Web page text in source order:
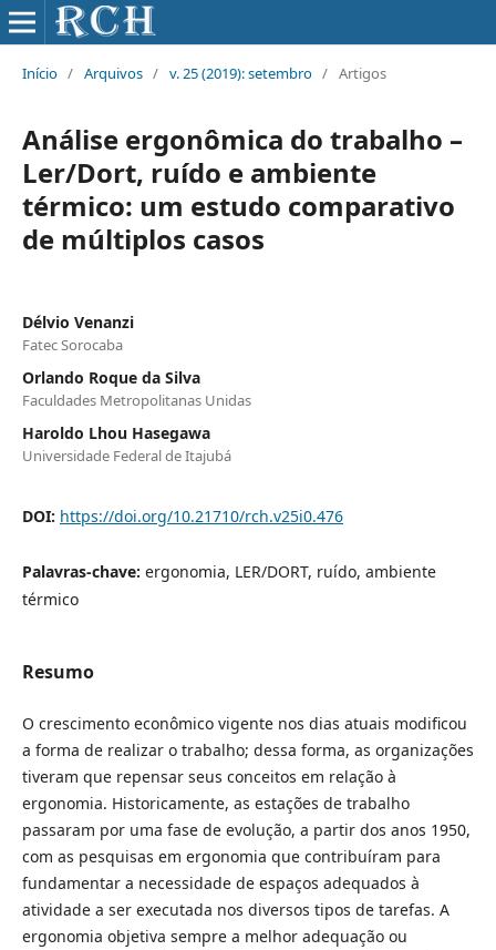
Início / Arquivos / v. 25 (2019): setembro / Artigos
Análise ergonômica do trabalho –
Ler/Dort, ruído e ambiente
térmico: um estudo comparativo
de múltiplos casos
Délvio Venanzi
Fatec Sorocaba
Orlando Roque da Silva
Faculdades Metropolitanas Unidas
Haroldo Lhou Hasegawa
Universidade Federal de Itajubá
DOI: https://doi.org/10.21710/rch.v25i0.476
Palavras-chave: ergonomia, LER/DORT, ruído, ambiente
térmico
Resumo
O crescimento econômico vigente nos dias atuais modificou
a forma de realizar o trabalho; dessa forma, as organizações
tiveram que repensar seus conceitos em relação à
ergonomia. Historicamente, as estações de trabalho
passaram por uma fase de evolução, a partir dos anos 1950,
com as pesquisas em ergonomia que contribuíram para
fundamentar a necessidade de espaços adequados à
atividade a ser executada nos diversos tipos de tarefas. A
ergonomia objetiva sempre a melhor adequação ou